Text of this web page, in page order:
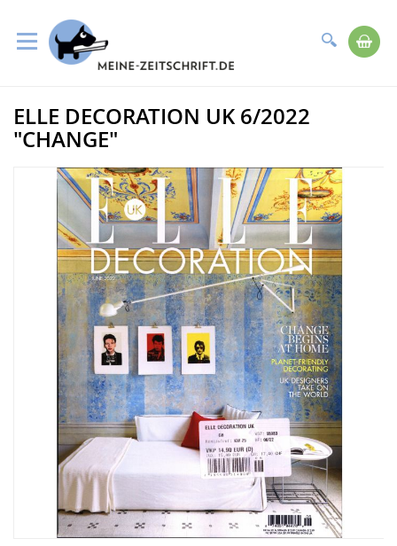
Suche
zum
Inhalt
Zum
Ende
der
Bildergalerie
springen
ELLE DECORATION UK 6/2022
"CHANGE"